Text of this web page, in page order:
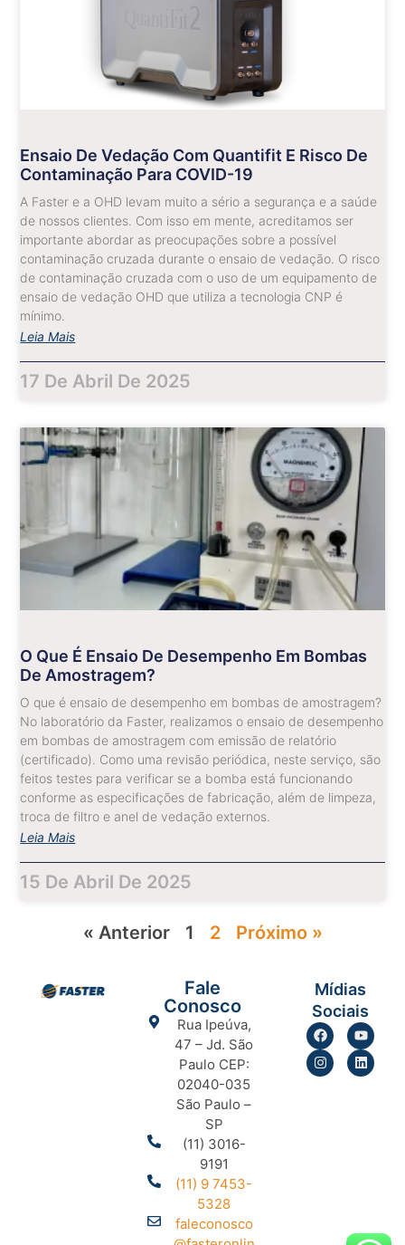
Ensaio De Vedação Com Quantifit E Risco De
Contaminação Para COVID-19
A Faster e a OHD levam muito a sério a segurança e a saúde
de nossos clientes. Com isso em mente, acreditamos ser
importante abordar as preocupações sobre a possível
contaminação cruzada durante o ensaio de vedação. O risco
de contaminação cruzada com o uso de um equipamento de
ensaio de vedação OHD que utiliza a tecnologia CNP é
mínimo.
Leia Mais
17 De Abril De 2025
O Que É Ensaio De Desempenho Em Bombas
De Amostragem?
O que é ensaio de desempenho em bombas de amostragem?
No laboratório da Faster, realizamos o ensaio de desempenho
em bombas de amostragem com emissão de relatório
(certificado). Como uma revisão periódica, neste serviço, são
feitos testes para verificar se a bomba está funcionando
conforme as especificações de fabricação, além de limpeza,
troca de filtro e anel de vedação externos.
Leia Mais
15 De Abril De 2025
« Anterior 1 2 Próximo »
Fale
Conosco
Rua Ipeúva,
47 – Jd. São
Paulo CEP:
02040-035
São Paulo –
SP
(11) 3016-
9191
(11) 9 7453-
5328
faleconosco
Mídias
Sociais